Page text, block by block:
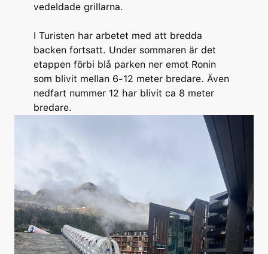
vedeldade grillarna.
I Turisten har arbetet med att bredda
backen fortsatt. Under sommaren är det
etappen förbi blå parken ner emot Ronin
som blivit mellan 6-12 meter bredare. Även
nedfart nummer 12 har blivit ca 8 meter
bredare.